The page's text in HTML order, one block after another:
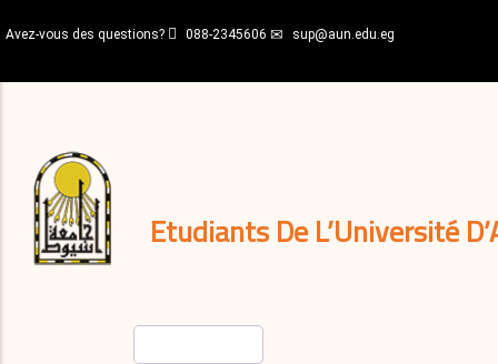
au
principal
Avez-vous des questions? 088-2345606 sup@aun.edu.eg
Etudiants De L’Université
décisions
Expatriés
Journal